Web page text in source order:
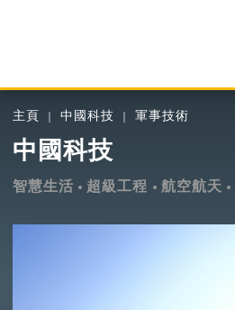
主頁 中國科技 軍事技術
中國科技
智慧生活 超級工程 航空航天